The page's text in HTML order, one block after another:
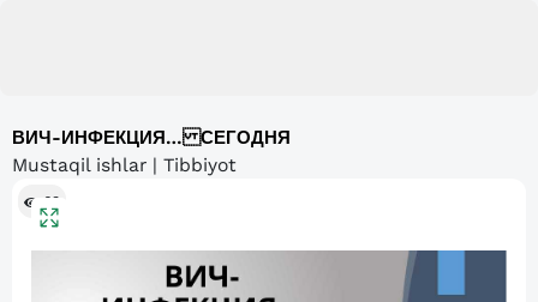
ВИЧ-ИНФЕКЦИЯ… СЕГОДНЯ
Mustaqil ishlar | Tibbiyot
63